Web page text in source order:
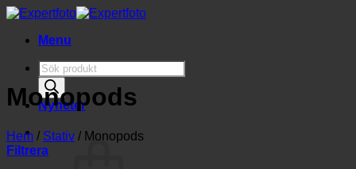
Skip
contentMenu
Produktsökning
Nyheter
Monopods
Hem / Stativ / Monopods
Filtrera